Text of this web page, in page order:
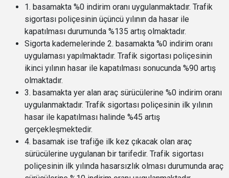
1. basamakta %0 indirim oranı uygulanmaktadır. Trafik
sigortası poliçesinin üçüncü yılının da hasar ile
kapatılması durumunda %135 artış olmaktadır.
Sigorta kademelerinde 2. basamakta %0 indirim oranı
uygulaması yapılmaktadır. Trafik sigortası poliçesinin
ikinci yılının hasar ile kapatılması sonucunda %90 artış
olmaktadır.
3. basamakta yer alan araç sürücülerine %0 indirim oranı
uygulanmaktadır. Trafik sigortası poliçesinin ilk yılının
hasar ile kapatılması halinde %45 artış
gerçekleşmektedir.
4. basamak ise trafiğe ilk kez çıkacak olan araç
sürücülerine uygulanan bir tarifedir. Trafik sigortası
poliçesinin ilk yılında hasarsızlık olması durumunda araç